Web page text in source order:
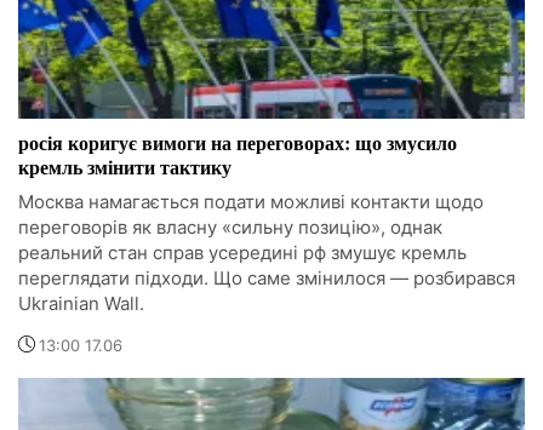
росія коригує вимоги на переговорах: що змусило
кремль змінити тактику
Москва намагається подати можливі контакти щодо
переговорів як власну «сильну позицію», однак
реальний стан справ усередині рф змушує кремль
переглядати підходи. Що саме змінилося — розбирався
Ukrainian Wall.
13:00 17.06